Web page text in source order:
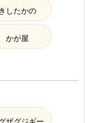
ストラシルバー
ょ』
(ほしのデ
きしたかの
かが屋